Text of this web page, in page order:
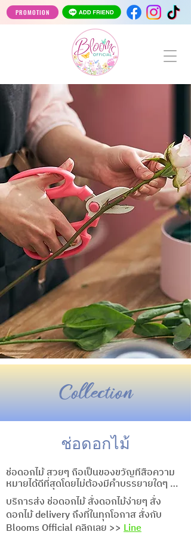
PROMOTION
Collection
ช่อดอกไม้
ช่อดอกไม้ สวยๆ ถือเป็นของขวัญที่สื่อความ
หมายได้ดีที่สุดโดยไม่ต้องมีคำบรรยายใดๆ
เป็นตัวแทนมอบความสุข ความห่วงใยในทุก
ช่วงเวลา ไม่ว่าจะเป็นช่ออวยพรวันเกิด ช่อวัน
ครบรอบ ช่อแสดงความยินดี ช่อดอกไม้รับ
ปริญญา ช่อเจ้าสาว ช่อดอกไม้ให้แฟน ช่อเซอร์
บริการส่ง ช่อดอกไม้ สั่งดอกไม้ง่ายๆ สั่ง
ดอกไม้ delivery ถึงที่ในทุกโอกาส สั่งกับ
Blooms Official คลิกเลย >> Line